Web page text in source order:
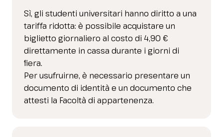
Sì, gli studenti universitari hanno diritto a una
tariffa ridotta: è possibile acquistare un
biglietto giornaliero al costo di 4,90 €
direttamente in cassa durante i giorni di
fiera.
Per usufruirne, è necessario presentare un
documento di identità e un documento che
attesti la Facoltà di appartenenza.